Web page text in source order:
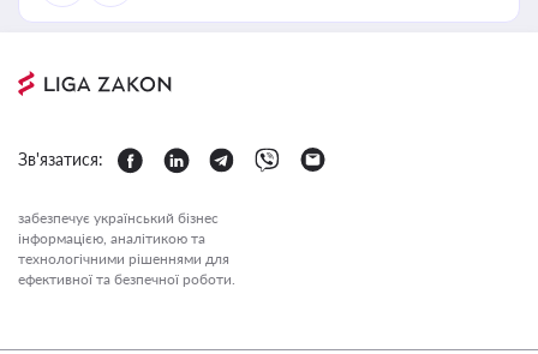
Зв'язатися:
забезпечує український бізнес
інформацією, аналітикою та
технологічними рішеннями для
ефективної та безпечної роботи.